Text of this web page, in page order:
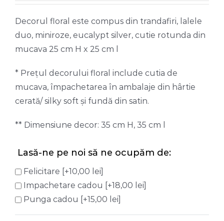
Decorul floral este compus din trandafiri, lalele
duo, miniroze, eucalypt silver, cutie rotunda din
mucava 25 cm H x 25 cm l
* Prețul decorului floral include cutia de
mucava, împachetarea în ambalaje din hârtie
cerată/ silky soft și fundă din satin.
** Dimensiune decor: 35 cm H, 35 cm l
Lasă-ne pe noi să ne ocupăm de:
Felicitare [+10,00 lei]
Impachetare cadou [+18,00 lei]
Punga cadou [+15,00 lei]